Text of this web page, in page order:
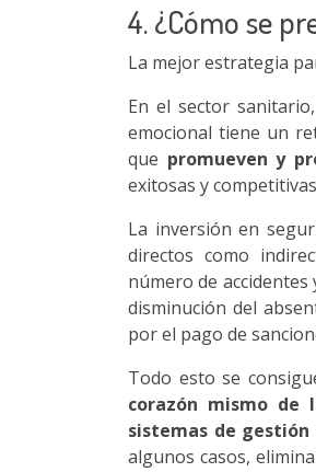
4. ¿Cómo se
La mejor estrategia
En el sector
emocional tiene un
que promueven y
exitosas y
La inversión en
directos como
número de
disminución del
por el pago de
Todo esto se
corazón mismo
sistemas de
algunos casos,